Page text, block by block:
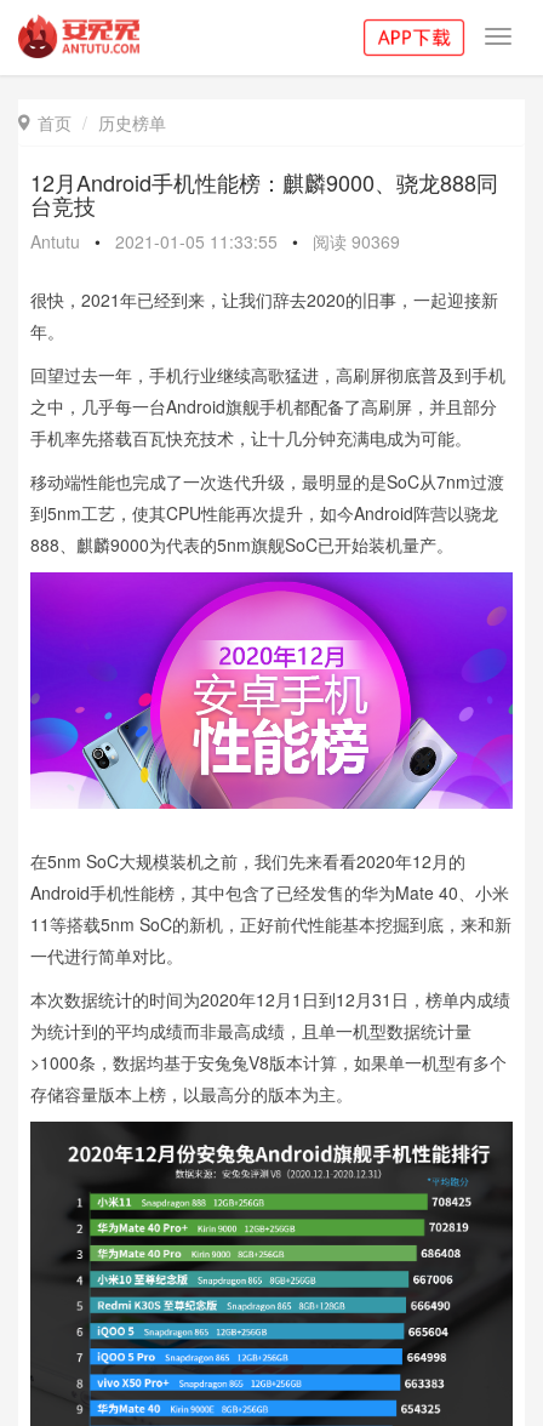
 首页 历史榜单
12月Android手机性能榜：麒麟9000、骁龙888同
台竞技
Antutu • 2021-01-05 11:33:55 • 阅读 90369
很快，2021年已经到来，让我们辞去2020的旧事，一起迎接新
年。
回望过去一年，手机行业继续高歌猛进，高刷屏彻底普及到手机
之中，几乎每一台Android旗舰手机都配备了高刷屏，并且部分
手机率先搭载百瓦快充技术，让十几分钟充满电成为可能。
移动端性能也完成了一次迭代升级，最明显的是SoC从7nm过渡
到5nm工艺，使其CPU性能再次提升，如今Android阵营以骁龙
888、麒麟9000为代表的5nm旗舰SoC已开始装机量产。
在5nm SoC大规模装机之前，我们先来看看2020年12月的
Android手机性能榜，其中包含了已经发售的华为Mate 40、小米
11等搭载5nm SoC的新机，正好前代性能基本挖掘到底，来和新
一代进行简单对比。
本次数据统计的时间为2020年12月1日到12月31日，榜单内成绩
为统计到的平均成绩而非最高成绩，且单一机型数据统计量
>1000条，数据均基于安兔兔V8版本计算，如果单一机型有多个
存储容量版本上榜，以最高分的版本为主。